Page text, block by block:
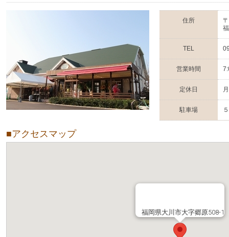
住所
TEL
営業時間
定休日
駐車場
■アクセスマップ
福岡県大川市大字郷原508-1